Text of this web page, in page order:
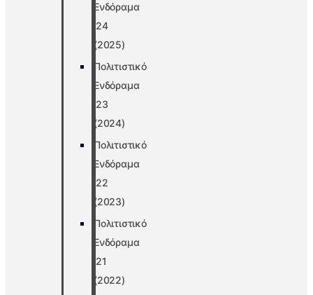
Ενδόραμα
’24
(2025)
Πολιτιστικό
Ενδόραμα
’23
(2024)
Πολιτιστικό
Ενδόραμα
’22
(2023)
Πολιτιστικό
Ενδόραμα
’21
(2022)